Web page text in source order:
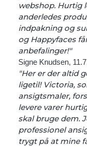
webshop. Hurtig
anderledes
indpakning og
og Happyfaces
anbefalinger!"
Signe Knudsen,
"Her er der altid
ligetil! Victoria,
ansigtsmaler,
levere varer
skal bruge dem.
professionel
trygt på at mine